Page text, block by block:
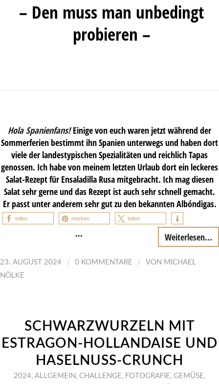
– Den muss man unbedingt
probieren –
Hola Spanienfans!Einige von euch waren jetzt während der
Sommerferien bestimmt ihn Spanien unterwegs und haben dort
viele der landestypischen Spezialitäten und reichlich Tapas
genossen. Ich habe von meinem letzten Urlaub dort ein leckeres
Salat-Rezept für Ensaladilla Rusa mitgebracht. Ich mag diesen
Salat sehr gerne und das Rezept ist auch sehr schnell gemacht.
Er passt unter anderem sehr gut zu den bekannten Albóndigas.
teilen merken teilen
… Weiterlesen...
23. AUGUST 2024 / 0 KOMMENTARE / VON MICHAEL
NÖLKE
SCHWARZWURZELN MIT
ESTRAGON-HOLLANDAISE UND
HASELNUSS-CRUNCH
2024, ALLGEMEIN , CHALLENGE, FOTOGRAFIE, GEMÜSE,